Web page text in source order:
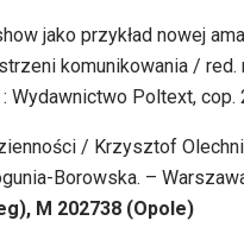
jako przykład nowej
komunikowania / red.
Wydawnictwo Poltext,
/ Krzysztof
Borowska. –
M 202738 (Opole)